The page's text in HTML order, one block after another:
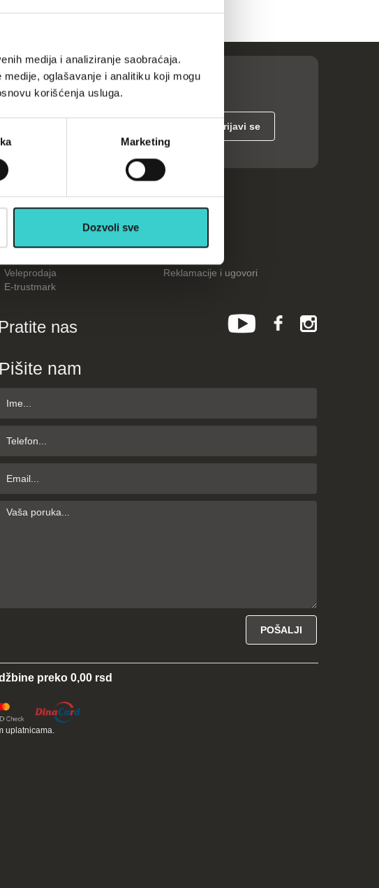
medija i analiziranje saobraćaja.
oglašavanje i analitiku koji mogu
korišćenja usluga.
Marketing
Dozvoli sve
O nama
Česta pitanja
Veleprodaja
Reklamacije i ugovori
E-trustmark
Pratite nas
Pišite nam
preko 0,00 rsd
uplatnicama.